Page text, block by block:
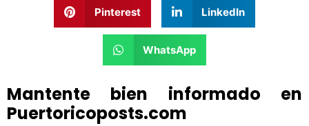
Pinterest LinkedIn
WhatsApp
Mantente bien informado en
Puertoricoposts.com